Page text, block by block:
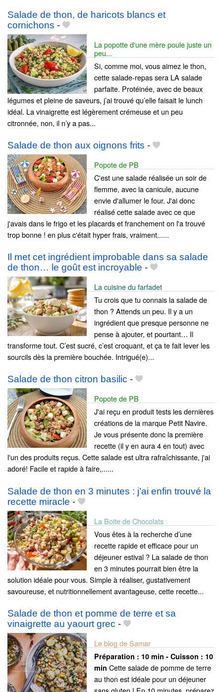
Salade de thon, de haricots blancs et
cornichons -
La popotte d'une mère poule juste un
peu...
Si, comme moi, vous aimez le thon,
cette salade-repas sera LA salade
parfaite. Protéinée, avec de beaux
légumes et pleine de saveurs, j’ai trouvé qu’elle faisait le lunch
idéal. La vinaigrette est légèrement crémeuse et un peu
citronnée, non, il n’y a pas...
Salade de thon aux oignons frits -
Popote de PB
C'est une salade réalisée un soir de
flemme, avec la canicule, aucune
envie d'allumer le four. J'ai donc
réalisé cette salade avec ce que
j'avais dans le frigo et les placards et franchement on l'a trouvé
trop bonne ! en plus c'était hyper frais, vraiment......
Il met cet ingrédient improbable dans sa salade
de thon… le goût est incroyable -
La cuisine du farfadet
Tu crois que tu connais la salade de
thon ? Attends un peu. Il y a un
ingrédient que presque personne ne
pense à ajouter, et pourtant… Il
transforme tout. C’est sucré, c’est croquant, et ça te fait lever les
sourcils dès la première bouchée. Intrigué(e)...
Salade de thon citron basilic -
Popote de PB
J'ai reçu en produit tests les dernières
créations de la marque Petit Navire.
Je vous présente donc la première
recette (il y en aura 4 en tout) avec
l'un des produits reçus. Cette salade est ultra rafraîchissante, j'ai
adoré! Facile et rapide à faire,......
Salade de thon en 3 minutes : j’ai enfin trouvé la
recette miracle -
La Boite de Chocolats
Vous êtes à la recherche d’une
recette rapide et efficace pour un
déjeuner estival ? La salade de thon
en 3 minutes pourrait bien être la
solution idéale pour vous. Simple à réaliser, gustativement
savoureuse, et nutritionnellement avantageuse, cette recette...
Salade de thon et pomme de terre et sa
vinaigrette au yaourt grec -
Le blog de Samar
Préparation : 10 min - Cuisson : 10
min Cette salade de pomme de terre
au thon est idéale pour un déjeuner